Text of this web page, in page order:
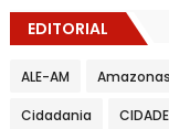
EDITORIAL
ALE-AM Amazonas
Cidadania CIDADE